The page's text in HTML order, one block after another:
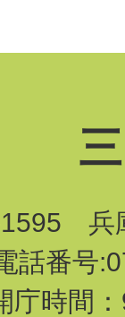
兵
話番号
庁時間